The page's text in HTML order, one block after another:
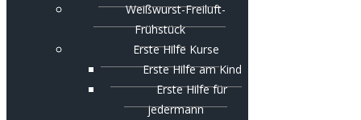
Weißwurst-Freiluft-
Frühstück
Erste Hilfe Kurse
Erste Hilfe am Kind
Erste Hilfe für
jedermann